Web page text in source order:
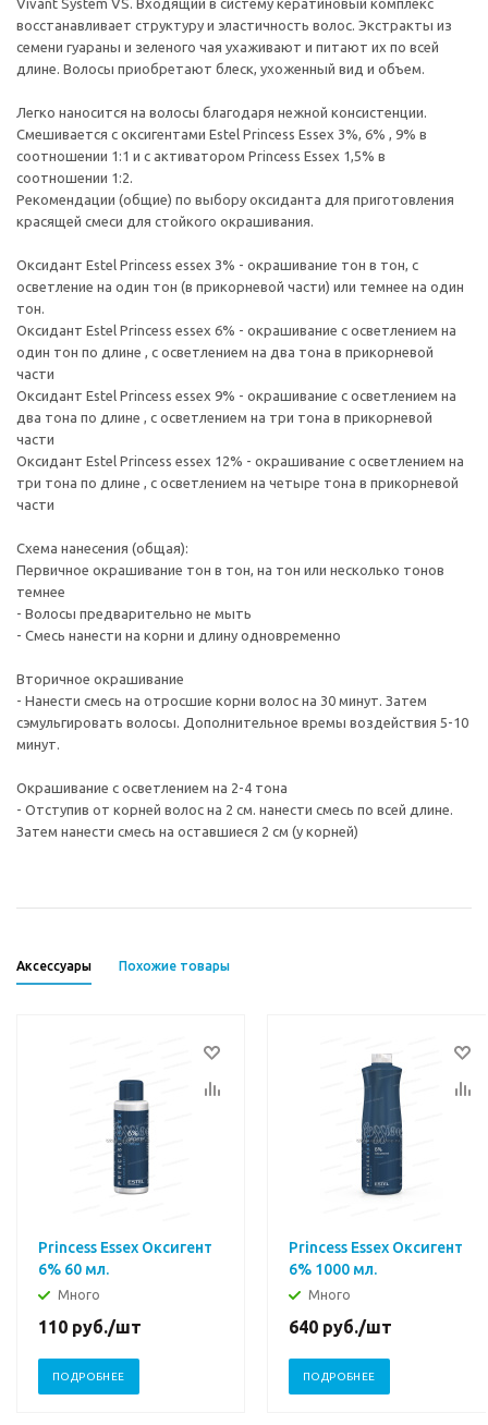
Vivant System VS. Входящий в систему кератиновый комплекс
восстанавливает структуру и эластичность волос. Экстракты из
семени гуараны и зеленого чая ухаживают и питают их по всей
длине. Волосы приобретают блеск, ухоженный вид и объем.
Легко наносится на волосы благодаря нежной консистенции.
Смешивается с оксигентами Estel Princess Essex 3%, 6% , 9% в
соотношении 1:1 и с активатором Princess Essex 1,5% в
соотношении 1:2.
Рекомендации (общие) по выбору оксиданта для приготовления
красящей смеси для стойкого окрашивания.
Оксидант Estel Princess essex 3% - окрашивание тон в тон, с
осветление на один тон (в прикорневой части) или темнее на один
тон.
Оксидант Estel Princess essex 6% - окрашивание с осветлением на
один тон по длине , с осветлением на два тона в прикорневой
части
Оксидант Estel Princess essex 9% - окрашивание с осветлением на
два тона по длине , с осветлением на три тона в прикорневой
части
Оксидант Estel Princess essex 12% - окрашивание с осветлением на
три тона по длине , с осветлением на четыре тона в прикорневой
части
Схема нанесения (общая):
Первичное окрашивание тон в тон, на тон или несколько тонов
темнее
- Волосы предварительно не мыть
- Смесь нанести на корни и длину одновременно
Вторичное окрашивание
- Нанести смесь на отросшие корни волос на 30 минут. Затем
сэмульгировать волосы. Дополнительное времы воздействия 5-10
минут.
Окрашивание с осветлением на 2-4 тона
- Отступив от корней волос на 2 см. нанести смесь по всей длине.
Затем нанести смесь на оставшиеся 2 см (у корней)
Аксессуары Похожие товары
Princess Essex Оксигент
6% 60 мл.
Много
110 руб./шт
ПОДРОБНЕЕ
Princess Essex Оксигент
6% 1000 мл.
Много
640 руб./шт
ПОДРОБНЕЕ